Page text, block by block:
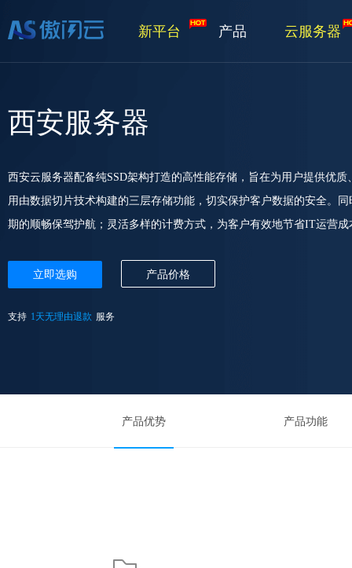
新平台 产品 云服务器
西安服务器
西安云服务器配备纯SSD架构打造的高性能存储，旨在为用户提供优
用由数据切片技术构建的三层存储功能，切实保护客户数据的安全。
期的顺畅保驾护航；灵活多样的计费方式，为客户有效地节省IT运营
立即选购 产品价格
支持 1天无理由退款 服务
产品优势 产品功能